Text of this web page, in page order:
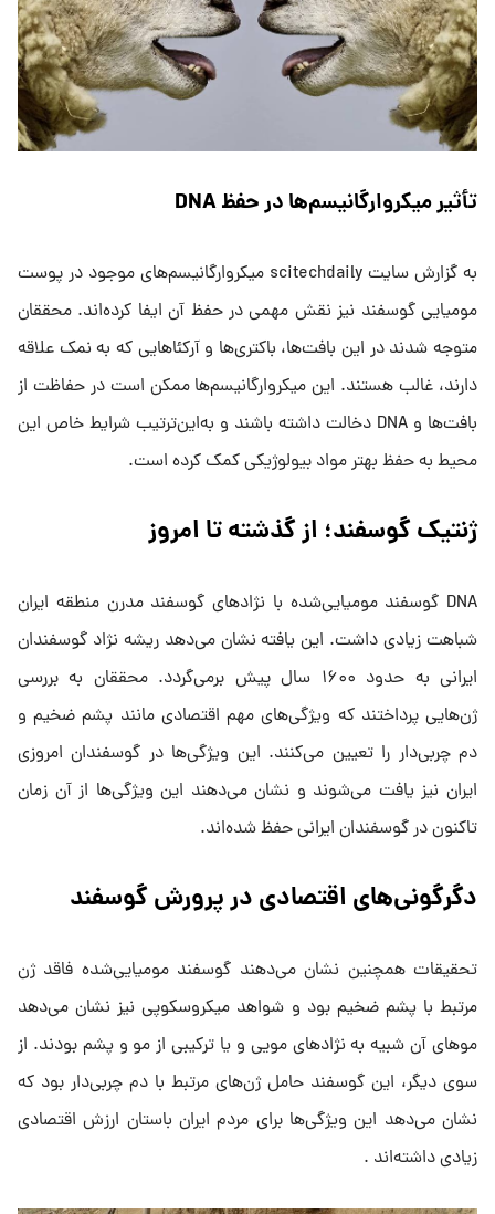
تأثیر میکروارگانیسم‌ها در حفظ DNA
به گزارش سایت scitechdaily میکروارگانیسم‌های موجود در پوست
مومیایی گوسفند نیز نقش مهمی در حفظ آن ایفا کرده‌اند. محققان
متوجه شدند در این بافت‌ها، باکتری‌ها و آرکئاهایی که به نمک علاقه
دارند، غالب هستند. این میکروارگانیسم‌ها ممکن است در حفاظت از
بافت‌ها و DNA دخالت داشته باشند و به‌این‌ترتیب شرایط خاص این
محیط به حفظ بهتر مواد بیولوژیکی کمک کرده است.
ژنتیک گوسفند؛ از گذشته تا امروز
DNA گوسفند مومیایی‌شده با نژادهای گوسفند مدرن منطقه ایران
شباهت زیادی داشت. این یافته نشان می‌دهد ریشه نژاد گوسفندان
ایرانی به حدود ۱۶۰۰ سال پیش برمی‌گردد. محققان به بررسی
ژن‌هایی پرداختند که ویژگی‌های مهم اقتصادی مانند پشم ضخیم و
دم چربی‌دار را تعیین می‌کنند. این ویژگی‌ها در گوسفندان امروزی
ایران نیز یافت می‌شوند و نشان می‌دهند این ویژگی‌ها از آن زمان
تاکنون در گوسفندان ایرانی حفظ شده‌اند.
دگرگونی‌های اقتصادی در پرورش گوسفند
تحقیقات همچنین نشان می‌دهند گوسفند مومیایی‌شده فاقد ژن
مرتبط با پشم ضخیم بود و شواهد میکروسکوپی نیز نشان می‌دهد
موهای آن شبیه به نژادهای مویی و یا ترکیبی از مو و پشم بودند. از
سوی دیگر، این گوسفند حامل ژن‌های مرتبط با دم چربی‌دار بود که
نشان می‌دهد این ویژگی‌ها برای مردم ایران باستان ارزش اقتصادی
زیادی داشته‌اند .